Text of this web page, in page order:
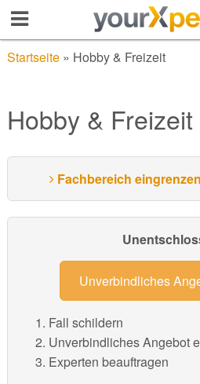
Startseite» Hobby & Freizeit
Hobby & Freizeit
Fachbereich
Unverbindliches
Fall schildern
Unverbindliches Angebot
Experten beauftragen